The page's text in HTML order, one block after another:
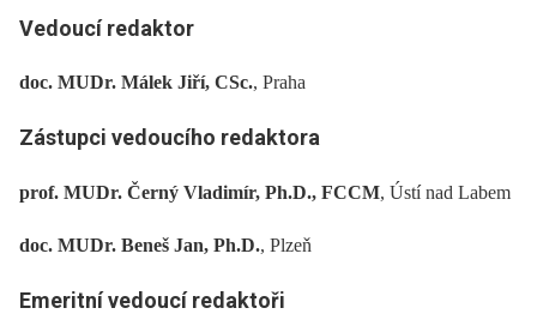
Vedoucí redaktor
doc. MUDr. Málek Jiří, CSc., Praha
Zástupci vedoucího redaktora
prof. MUDr. Černý Vladimír, Ph.D., FCCM, Ústí nad Labem
doc. MUDr. Beneš Jan, Ph.D., Plzeň
Emeritní vedoucí redaktoři